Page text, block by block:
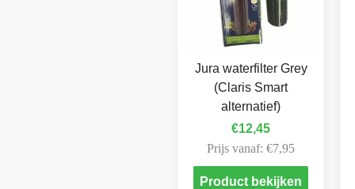
Jura waterfilter Grey
(Claris Smart
alternatief)
€12,45
Prijs vanaf: €7,95
Product bekijken